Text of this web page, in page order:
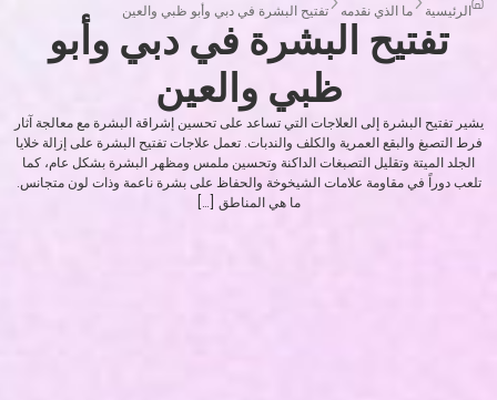
الرئيسية ما الذي نقدمه تفتيح البشرة في دبي وأبو ظبي والعين
تفتيح البشرة في دبي وأبو
ظبي والعين
يشير تفتيح البشرة إلى العلاجات التي تساعد على تحسين إشراقة البشرة مع معالجة آثار
فرط التصبغ والبقع العمرية والكلف والندبات. تعمل علاجات تفتيح البشرة على إزالة خلايا
الجلد الميتة وتقليل التصبغات الداكنة وتحسين ملمس ومظهر البشرة بشكل عام، كما
تلعب دوراً في مقاومة علامات الشيخوخة والحفاظ على بشرة ناعمة وذات لون متجانس.
ما هي المناطق […]